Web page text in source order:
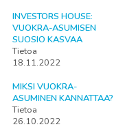
INVESTORS HOUSE:
VUOKRA-ASUMISEN
SUOSIO KASVAA
Tietoa
18.11.2022
MIKSI VUOKRA-
ASUMINEN KANNATTAA?
Tietoa
26.10.2022